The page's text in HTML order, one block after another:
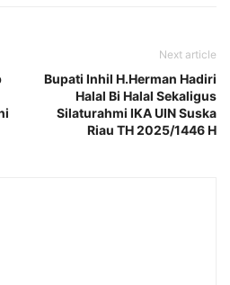
Next article
Bupati Inhil H.Herman Hadiri
Halal Bi Halal Sekaligus
Silaturahmi IKA UIN Suska
Riau TH 2025/1446 H